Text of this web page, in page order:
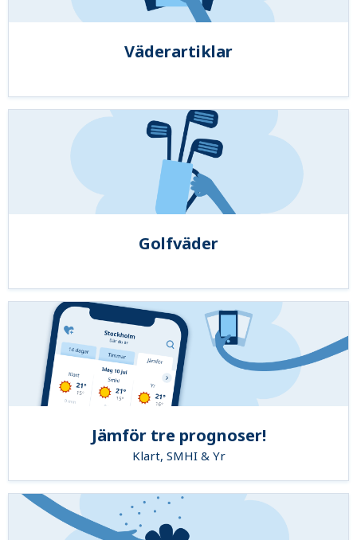
Väderartiklar
Golfväder
Jämför tre prognoser!
Klart, SMHI & Yr